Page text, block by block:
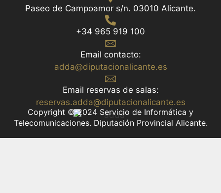
Paseo de Campoamor s/n. 03010 Alicante.
+34 965 919 100
Email contacto:
adda@diputacionalicante.es
Email reservas de salas:
reservas.adda@diputacionalicante.es
Copyright © 2024 Servicio de Informática y
Telecomunicaciones. Diputación Provincial Alicante.